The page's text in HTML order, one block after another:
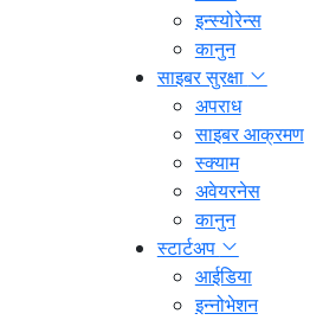
इन्स्योरेन्स
कानुन
साइबर सुरक्षा
अपराध
साइबर आक्रमण
स्क्याम
अवेयरनेस
कानुन
स्टार्टअप
आईडिया
इन्नोभेशन